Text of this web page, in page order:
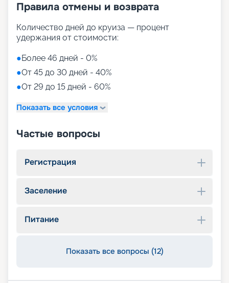
Правила отмены и возврата
Количество дней до круиза — процент
удержания от стоимости:
●Более 46 дней - 0%
●От 45 до 30 дней - 40%
●От 29 до 15 дней - 60%
Показать все условия
Частые вопросы
Регистрация
Заселение
Питание
Показать все вопросы (12)